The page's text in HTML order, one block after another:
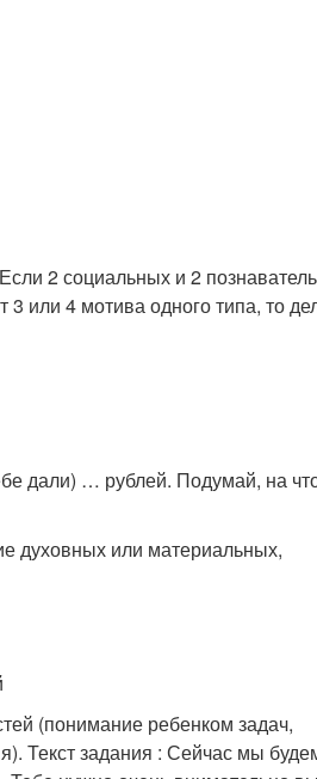
2 социальных и 2
или 4 мотива одного типа, то
дали) … рублей. Подумай, на
духовных или материальных,
(понимание ребенком задач,
Текст задания : Сейчас мы